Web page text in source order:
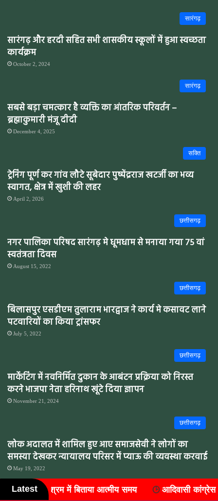
सारंगढ़
सारंगढ़ और हरदी सहित सभी शासकीय स्कूलों में हुआ स्वच्छता
कार्यक्रम
October 2, 2024
सारंगढ़
सबसे बड़ा चमत्कार है व्यक्ति का आंतरिक परिवर्तन –
ब्रह्माकुमारी मंजू दीदी
December 4, 2025
सक्ति
ट्रेनिंग पूर्ण कर गांव लौटे सूबेदार पुष्पेंद्रराज खटर्जी का भव्य
स्वागत, क्षेत्र में खुशी की लहर
April 2, 2026
छत्तीसगढ़
नगर पालिका परिषद सारंगढ़ मे धूमधाम से मनाया गया 75 वां
स्वतंत्रता दिवस
August 15, 2022
छत्तीसगढ़
बिलासपुर एसडीएम तुलाराम भारद्वाज ने कार्य मे कसावट लाने
पटवारियों का किया ट्रांसफर
July 5, 2022
छत्तीसगढ़
मार्केटिंग में नवनिर्मित दुकान के आबंटन प्रक्रिया को निरस्त
करने भाजपा नेता हरिनाथ खूंटे दिया ज्ञापन
November 21, 2024
छत्तीसगढ़
लोक अदालत में शामिल हुए आए समाजसेवी ने लोगों का
समस्या देखकर न्यायालय परिसर में प्याऊ की व्यवस्था करवाई
May 19, 2022
छत्तीसगढ़
Latestआदिवासी कांग्रेस में संगठन विस्तार, जिले के सात ब्लॉकों में